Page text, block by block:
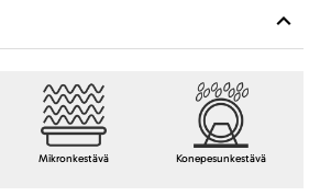
Mikronkestävä Konepesunkestävä